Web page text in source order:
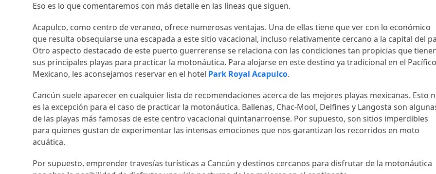
Eso es lo que comentaremos con más detalle en las líneas que siguen.
Acapulco, como centro de veraneo, ofrece numerosas ventajas. Una de ellas tiene que ver con lo económico
que resulta obsequiarse una escapada a este sitio vacacional, incluso relativamente cercano a la capital del
Otro aspecto destacado de este puerto guerrerense se relaciona con las condiciones tan propicias que
sus principales playas para practicar la motonáutica. Para alojarse en este destino ya tradicional en el
Mexicano, les aconsejamos reservar en el hotel Park Royal Acapulco.
Cancún suele aparecer en cualquier lista de recomendaciones acerca de las mejores playas mexicanas. Esto
es la excepción para el caso de practicar la motonáutica. Ballenas, Chac-Mool, Delfines y Langosta son
de las playas más famosas de este centro vacacional quintanarroense. Por supuesto, son sitios imperdibles
para quienes gustan de experimentar las intensas emociones que nos garantizan los recorridos en moto
acuática.
Por supuesto, emprender travesías turísticas a Cancún y destinos cercanos para disfrutar de la motonáutica